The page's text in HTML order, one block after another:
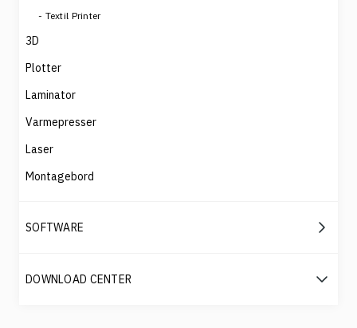
Textil Printer
3D
Plotter
Laminator
Varmepresser
Laser
Montagebord
SOFTWARE
DOWNLOAD CENTER